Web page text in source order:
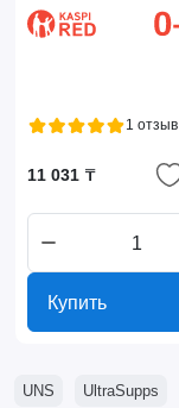
1 отзыв
11 031 ₸
Купить
UNS UltraSupps